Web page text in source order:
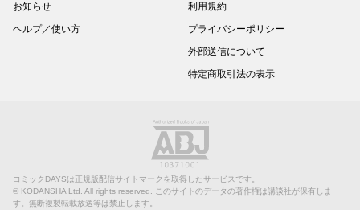
お知らせ
ヘルプ／使い方
利用規約
プライバシーポリシー
外部送信について
特定商取引法の表示
コミックDAYSは正規版配信サイトマークを取得したサービスです。
© KODANSHA Ltd. All rights reserved. このサイトのデータの著作権は講談社が保有しま
す。無断複製転載放送等は禁止します。